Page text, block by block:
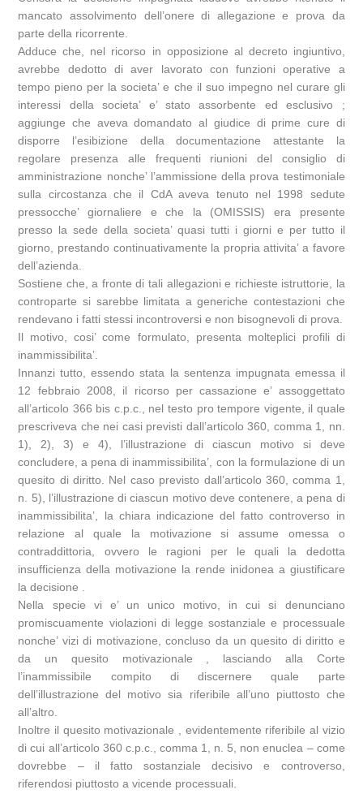
mancato assolvimento dell’onere di allegazione e prova da
parte della ricorrente.
Adduce che, nel ricorso in opposizione al decreto ingiuntivo,
avrebbe dedotto di aver lavorato con funzioni operative a
tempo pieno per la societa’ e che il suo impegno nel curare gli
interessi della societa’ e’ stato assorbente ed esclusivo ;
aggiunge che aveva domandato al giudice di prime cure di
disporre l’esibizione della documentazione attestante la
regolare presenza alle frequenti riunioni del consiglio di
amministrazione nonche’ l’ammissione della prova testimoniale
sulla circostanza che il CdA aveva tenuto nel 1998 sedute
pressocche’ giornaliere e che la (OMISSIS) era presente
presso la sede della societa’ quasi tutti i giorni e per tutto il
giorno, prestando continuativamente la propria attivita’ a favore
dell’azienda.
Sostiene che, a fronte di tali allegazioni e richieste istruttorie, la
controparte si sarebbe limitata a generiche contestazioni che
rendevano i fatti stessi incontroversi e non bisognevoli di prova.
Il motivo, cosi’ come formulato, presenta molteplici profili di
inammissibilita’.
Innanzi tutto, essendo stata la sentenza impugnata emessa il
12 febbraio 2008, il ricorso per cassazione e’ assoggettato
all’articolo 366 bis c.p.c., nel testo pro tempore vigente, il quale
prescriveva che nei casi previsti dall’articolo 360, comma 1, nn.
1), 2), 3) e 4), l’illustrazione di ciascun motivo si deve
concludere, a pena di inammissibilita’, con la formulazione di un
quesito di diritto. Nel caso previsto dall’articolo 360, comma 1,
n. 5), l’illustrazione di ciascun motivo deve contenere, a pena di
inammissibilita’, la chiara indicazione del fatto controverso in
relazione al quale la motivazione si assume omessa o
contraddittoria, ovvero le ragioni per le quali la dedotta
insufficienza della motivazione la rende inidonea a giustificare
la decisione .
Nella specie vi e’ un unico motivo, in cui si denunciano
promiscuamente violazioni di legge sostanziale e processuale
nonche’ vizi di motivazione, concluso da un quesito di diritto e
da un quesito motivazionale , lasciando alla Corte
l’inammissibile compito di discernere quale parte
dell’illustrazione del motivo sia riferibile all’uno piuttosto che
all’altro.
Inoltre il quesito motivazionale , evidentemente riferibile al vizio
di cui all’articolo 360 c.p.c., comma 1, n. 5, non enuclea – come
dovrebbe – il fatto sostanziale decisivo e controverso,
riferendosi piuttosto a vicende processuali.